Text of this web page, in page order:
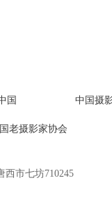
西市七坊710245
国 中国摄
老摄影家协会